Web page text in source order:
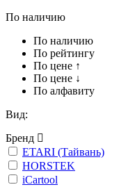
По наличию
По наличию
По рейтингу
По цене ↑
По цене ↓
По алфавиту
Вид:
Бренд
ETARI (Тайвань)
HORSTEK
iCartool